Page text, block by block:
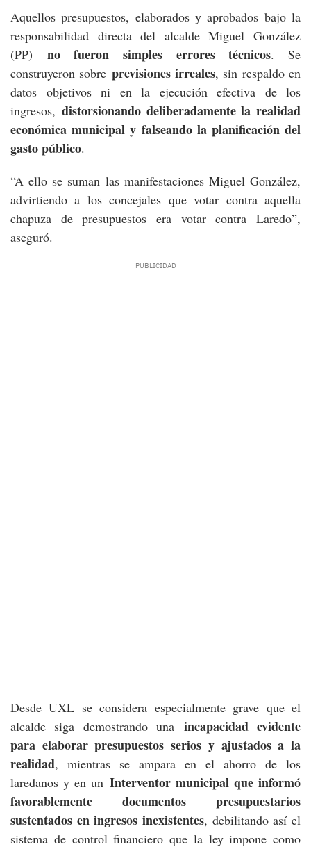
Aquellos presupuestos, elaborados y aprobados bajo la
responsabilidad directa del alcalde Miguel González
(PP) no fueron simples errores técnicos. Se
construyeron sobre previsiones irreales, sin respaldo en
datos objetivos ni en la ejecución efectiva de los
ingresos, distorsionando deliberadamente la realidad
económica municipal y falseando la planificación del
gasto público.
“A ello se suman las manifestaciones Miguel González,
advirtiendo a los concejales que votar contra aquella
chapuza de presupuestos era votar contra Laredo”,
aseguró.
Desde UXL se considera especialmente grave que el
alcalde siga demostrando una incapacidad evidente
para elaborar presupuestos serios y ajustados a la
realidad, mientras se ampara en el ahorro de los
laredanos y en un Interventor municipal que informó
favorablemente documentos presupuestarios
sustentados en ingresos inexistentes, debilitando así el
sistema de control financiero que la ley impone como